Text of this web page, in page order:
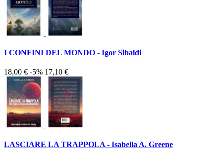
I CONFINI DEL MONDO - Igor Sibaldi
18,00 € -5% 17,10 €
LASCIARE LA TRAPPOLA - Isabella A. Greene